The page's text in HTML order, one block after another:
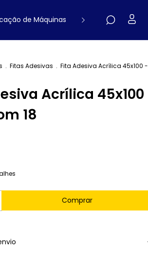
de Máquinas Contato Blog
. Fitas Adesivas . Fita Adesiva Acrílica 45x100 -
Acrílica 45x100
18